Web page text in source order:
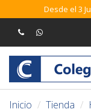
Desde el 3
Inicio Tienda